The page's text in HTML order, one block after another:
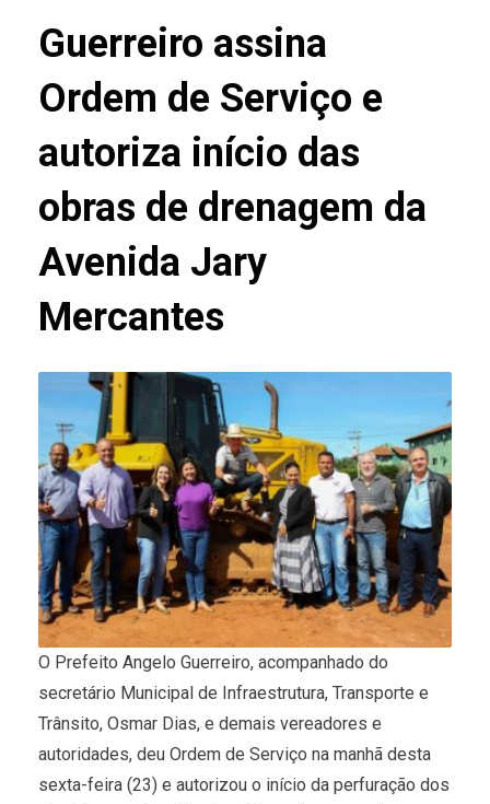
Guerreiro assina
Ordem de Serviço e
autoriza início das
obras de drenagem da
Avenida Jary
Mercantes
O Prefeito Angelo Guerreiro, acompanhado do
secretário Municipal de Infraestrutura, Transporte e
Trânsito, Osmar Dias, e demais vereadores e
autoridades, deu Ordem de Serviço na manhã desta
sexta-feira (23) e autorizou o início da perfuração dos